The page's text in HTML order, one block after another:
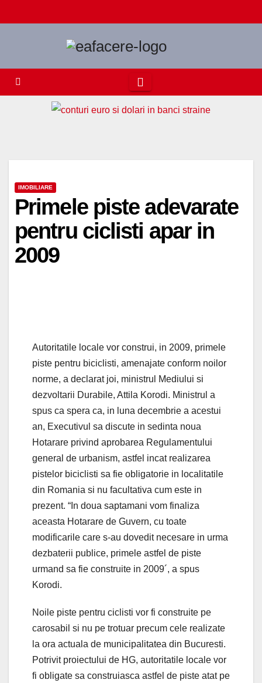
to
IMOBILIARE
Primele piste adevarate
pentru ciclisti apar in
2009
Autoritatile locale vor construi, in 2009, primele
piste pentru biciclisti, amenajate conform noilor
norme, a declarat joi, ministrul Mediului si
dezvoltarii Durabile, Attila Korodi. Ministrul a
spus ca spera ca, in luna decembrie a acestui
an, Executivul sa discute in sedinta noua
Hotarare privind aprobarea Regulamentului
general de urbanism, astfel incat realizarea
pistelor biciclisti sa fie obligatorie in localitatile
din Romania si nu facultativa cum este in
prezent. “In doua saptamani vom finaliza
aceasta Hotarare de Guvern, cu toate
modificarile care s-au dovedit necesare in urma
dezbaterii publice, primele astfel de piste
urmand sa fie construite in 2009´, a spus
Korodi.
Noile piste pentru ciclisti vor fi construite pe
carosabil si nu pe trotuar precum cele realizate
la ora actuala de municipalitatea din Bucuresti.
Potrivit proiectului de HG, autoritatile locale vor
fi obligate sa construiasca astfel de piste atat pe